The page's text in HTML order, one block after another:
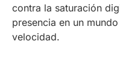
contra la saturación
presencia en un
velocidad.